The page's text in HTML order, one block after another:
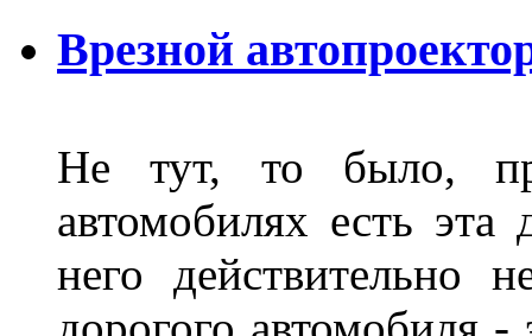
Врезной
Не тут, то было,
автомобилях есть
него действительно